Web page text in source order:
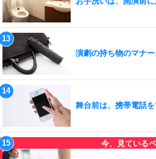
演劇の持ち物のマナー
舞台前は、携帯電話を